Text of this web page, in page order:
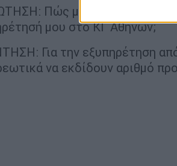
Πώς μπορώ να αποκτήσω
μου στο ΚΓ Αθηνών;
Για την εξυπηρέτηση
να εκδίδουν αριθμό